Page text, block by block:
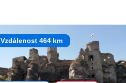
Vzdálenost 464 km